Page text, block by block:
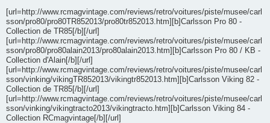
[url=http://www.rcmagvintage.com/reviews/retro/voitures/piste/musee/carl
sson/pro80/pro80TR852013/pro80tr852013.htm][b]Carlsson Pro 80 -
Collection de TR85[/b][/url]
[url=http://www.rcmagvintage.com/reviews/retro/voitures/piste/musee/carl
sson/pro80/pro80alain2013/pro80alain2013.htm][b]Carlsson Pro 80 / KB -
Collection d'Alain[/b][/url]
[url=http://www.rcmagvintage.com/reviews/retro/voitures/piste/musee/carl
sson/vinking/vikingTR852013/vikingtr852013.htm][b]Carlsson Viking 82 -
Collection de TR85[/b][/url]
[url=http://www.rcmagvintage.com/reviews/retro/voitures/piste/musee/carl
sson/vinking/vikingtracto2013/vikingtracto.htm][b]Carlsson Viking 84 -
Collection RCmagvintage[/b][/url]